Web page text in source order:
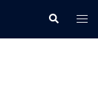
Search